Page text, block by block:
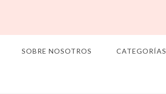
SOBRE NOSOTROS CATEGORÍAS